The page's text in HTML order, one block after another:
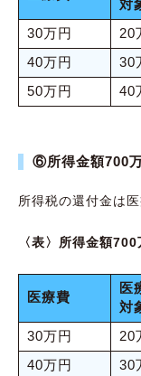
対
30万円 20
40万円
30
50万円
40
⑥所得金額700
所得税の還付金は
〈表〉所得金額
医療費
医
対
30万円
20
40万円
30